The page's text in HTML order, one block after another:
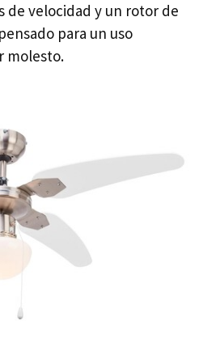
de velocidad y un rotor de
para un uso
molesto.